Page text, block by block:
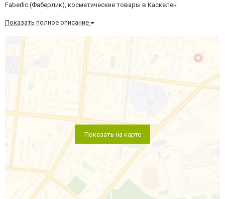
Faberlic (Фаберлик), косметические товары в Каскелен
Показать полное описание
Показать на карте